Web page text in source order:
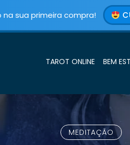
na sua primeira compra!
TAROT ONLINE BEM
MEDITAÇÃO